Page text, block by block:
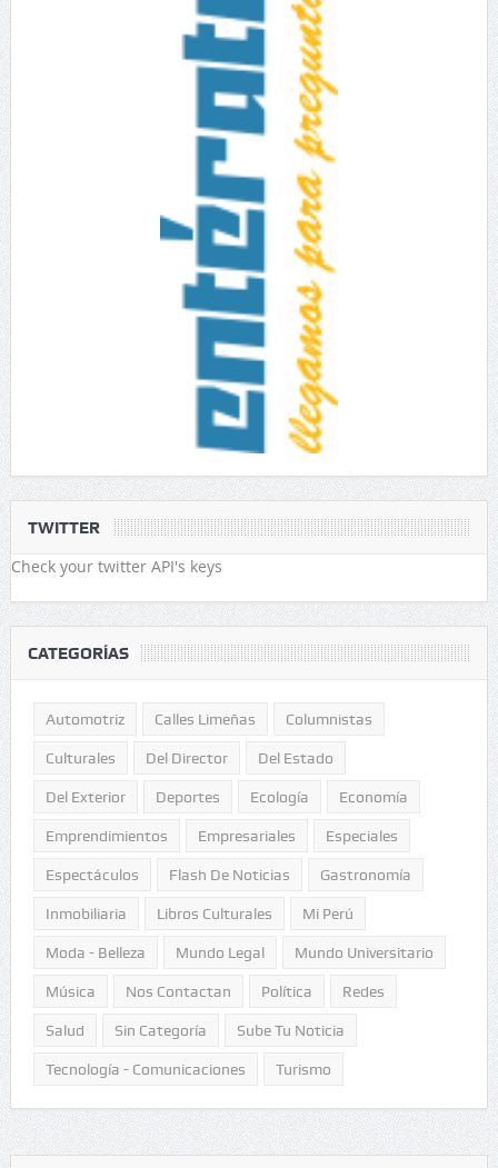
TWITTER
Check your twitter API's keys
CATEGORÍAS
Automotriz Calles Limeñas Columnistas
Culturales Del Director Del Estado
Del Exterior Deportes Ecología Economía
Emprendimientos Empresariales Especiales
Espectáculos Flash De Noticias Gastronomía
Inmobiliaria Libros Culturales Mi Perú
Moda - Belleza Mundo Legal Mundo Universitario
Música Nos Contactan Política Redes
Salud Sin Categoría Sube Tu Noticia
Tecnología - Comunicaciones Turismo